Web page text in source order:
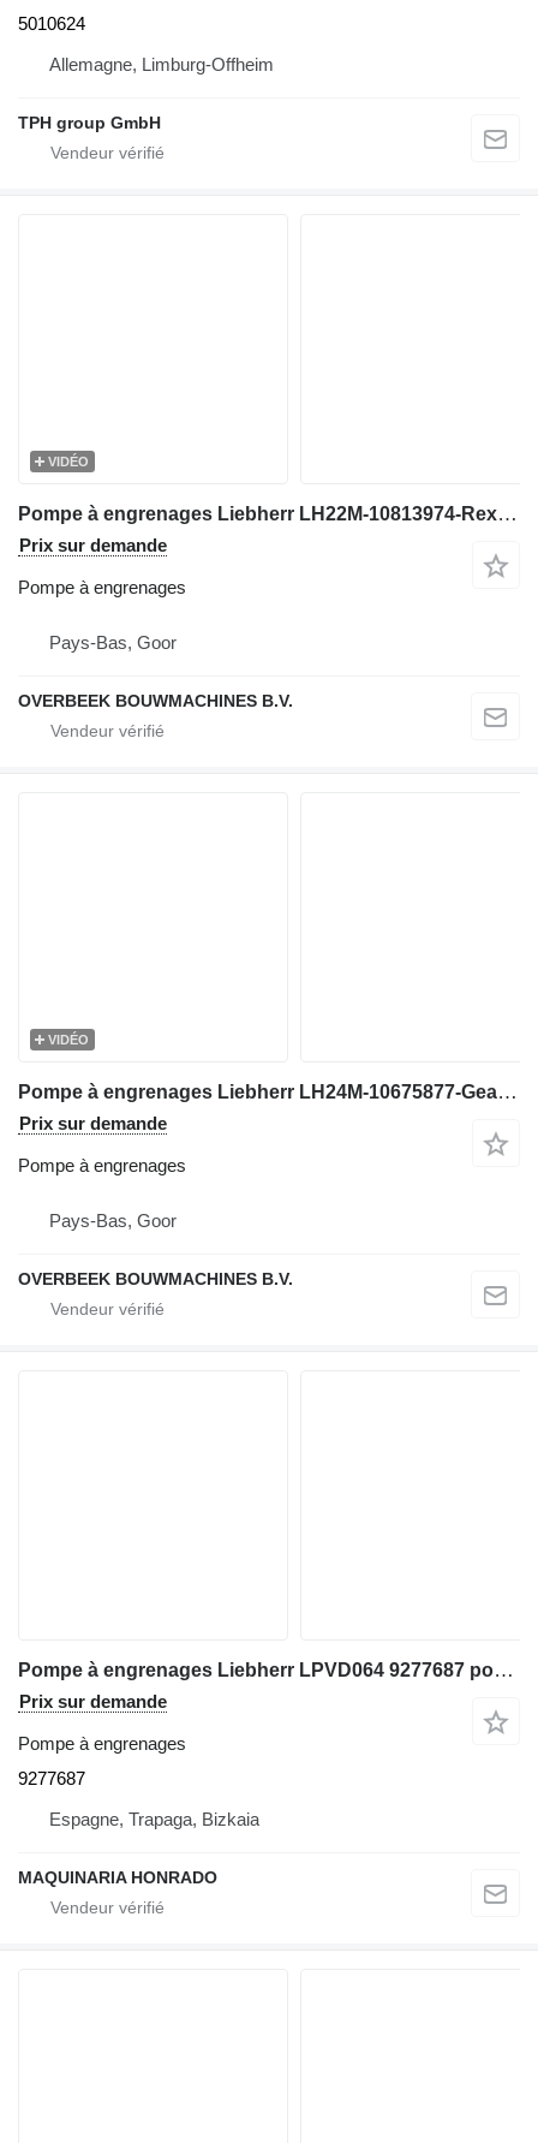
5010624
Allemagne, Limburg-Offheim
TPH group GmbH
VIDÉO
Pompe à engrenages Liebherr LH22M-10813974-Rexroth 1517223324-Gearpump pour excavateur
Prix sur demande
Pompe à engrenages
Pays-Bas, Goor
OVERBEEK BOUWMACHINES B.V.
VIDÉO
Pompe à engrenages Liebherr LH24M-10675877-Gearpump/Zahnradpumpe/Tandwielpomp pour excavateur
Prix sur demande
Pompe à engrenages
Pays-Bas, Goor
OVERBEEK BOUWMACHINES B.V.
Pompe à engrenages Liebherr LPVD064 9277687 pour excavateur Liebherr A900LI
Prix sur demande
Pompe à engrenages
9277687
Espagne, Trapaga, Bizkaia
MAQUINARIA HONRADO